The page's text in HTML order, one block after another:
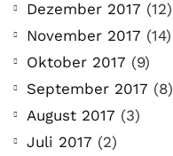
Dezember 2017 (12)
November 2017 (14)
Oktober 2017 (9)
September 2017 (8)
August 2017 (3)
Juli 2017 (2)